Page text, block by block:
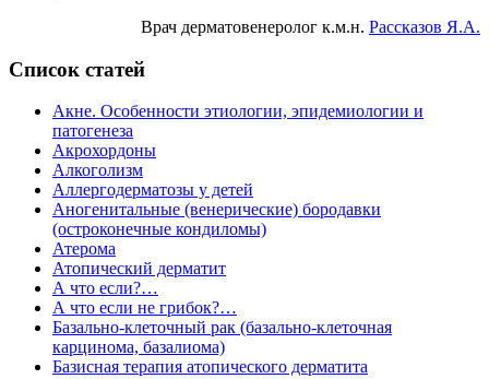
Врач дерматовенеролог к.м.н. Рассказов Я.А.
Список статей
Акне. Особенности этиологии, эпидемиологии и
патогенеза
Акрохордоны
Алкоголизм
Аллергодерматозы у детей
Аногенитальные (венерические) бородавки
(остроконечные кондиломы)
Атерома
Атопический дерматит
А что если?…
А что если не грибок?…
Базально-клеточный рак (базально-клеточная
карцинома, базалиома)
Базисная терапия атопического дерматита